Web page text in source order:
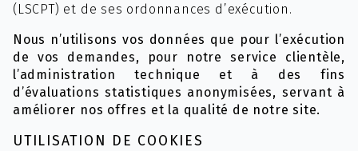
(LSCPT) et de ses ordonnances d’exécution.
Nous n’utilisons vos données que pour l’exécution
de vos demandes, pour notre service clientèle,
l’administration technique et à des fins
d’évaluations statistiques anonymisées, servant à
améliorer nos offres et la qualité de notre site.
UTILISATION DE COOKIES